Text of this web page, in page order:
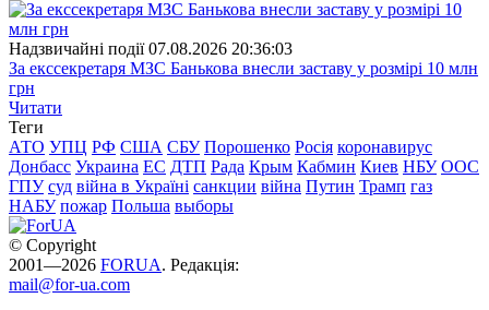
Надзвичайні події 07.08.2026 20:36:03
За екссекретаря МЗС Банькова внесли заставу у розмірі 10 млн
грн
Читати
Теги
АТО УПЦ РФ США СБУ Порошенко Росія коронавирус
Донбасс Украина ЕС ДТП Рада Крым Кабмин Киев НБУ ООС
ГПУ суд війна в Україні санкции війна Путин Трамп газ
НАБУ пожар Польша выборы
© Copyright
2001—2026 FORUA. Редакція:
mail@for-ua.com